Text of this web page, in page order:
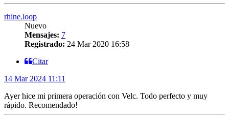
rhine.loop
Nuevo
Mensajes: 7
Registrado: 24 Mar 2020 16:58
Citar
14 Mar 2024 11:11
Ayer hice mi primera operación con Velc. Todo perfecto y muy
rápido. Recomendado!